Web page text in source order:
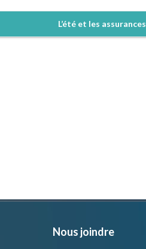
L’été et les assurances
Nous joindre